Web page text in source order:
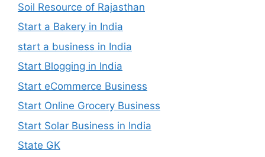
Soil Resource of Rajasthan
Start a Bakery in India
start a business in India
Start Blogging in India
Start eCommerce Business
Start Online Grocery Business
Start Solar Business in India
State GK